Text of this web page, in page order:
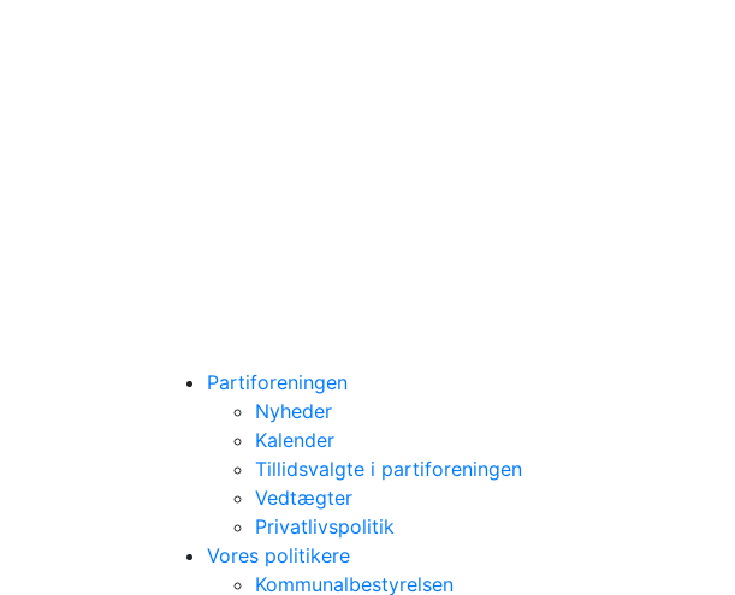
Partiforeningen
Nyheder
Kalender
Tillidsvalgte i partiforeningen
Vedtægter
Privatlivspolitik
Vores politikere
Kommunalbestyrelsen